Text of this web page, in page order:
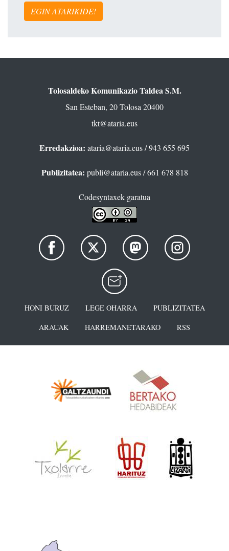
EGIN ATARIKIDE!
Tolosaldeko Komunikazio Taldea S.M.
San Esteban, 20 Tolosa 20400
tkt@ataria.eus
Erredakzioa: ataria@ataria.eus/ 943 655 695
Publizitatea: publi@ataria.eus/ 661 678 818
Codesyntaxek garatua
HONI BURUZ LEGE OHARRA
PUBLIZITATEA
ARAUAK
HARREMANETARAKO RSS